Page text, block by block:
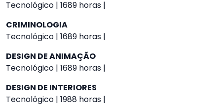
Tecnológico | 1689 horas |
CRIMINOLOGIA
Tecnológico | 1689 horas |
DESIGN DE ANIMAÇÃO
Tecnológico | 1689 horas |
DESIGN DE INTERIORES
Tecnológico | 1988 horas |